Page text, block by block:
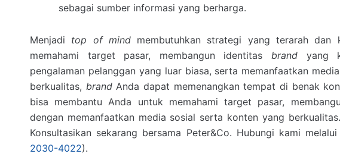
sebagai sumber informasi yang berharga.
Menjadi top of mindmembutuhkan strategi yang terarah dan
memahami target pasar, membangun identitasbrand yang
pengalaman pelanggan yang luar biasa, serta memanfaatkan
berkualitas, brandAnda dapat memenangkan tempat di benak
bisa membantu Anda untuk memahami target pasar,
dengan memanfaatkan media sosial serta konten yang
Konsultasikan sekarang bersama Peter&Co. Hubungi kami
2030-4022).